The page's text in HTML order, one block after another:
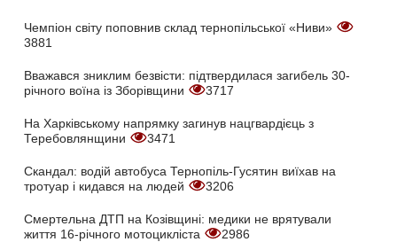
Чемпіон світу поповнив склад тернопільської «Ниви»
3881
Вважався зниклим безвісти: підтвердилася загибель 30-
річного воїна із Зборівщини
3717
На Харківському напрямку загинув нацгвардієць з
Теребовлянщини
3471
Скандал: водій автобуса Тернопіль-Гусятин виїхав на
тротуар і кидався на людей
3206
Смертельна ДТП на Козівщині: медики не врятували
життя 16-річного мотоцикліста
2986